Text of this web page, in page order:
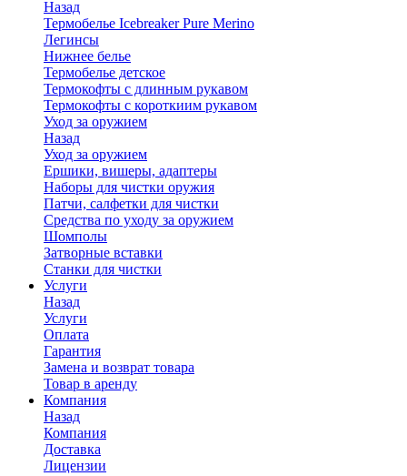
Назад
Термобелье Icebreaker Pure Merino
Легинсы
Нижнее белье
Термобелье детское
Термокофты с длинным рукавом
Термокофты с короткиим рукавом
Уход за оружием
Назад
Уход за оружием
Ершики, вишеры, адаптеры
Наборы для чистки оружия
Патчи, салфетки для чистки
Средства по уходу за оружием
Шомполы
Затворные вставки
Станки для чистки
Услуги
Назад
Услуги
Оплата
Гарантия
Замена и возврат товара
Товар в аренду
Компания
Назад
Компания
Доставка
Лицензии